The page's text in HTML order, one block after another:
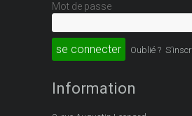
Mot de passe
Oublié ?
Information